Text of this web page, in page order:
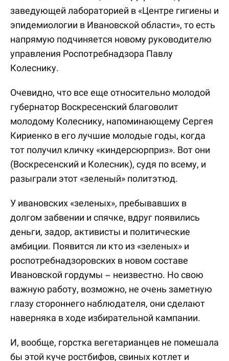
заведующей лабораторией в «Центре гигиены и
эпидемиологии в Ивановской области», то есть
напрямую подчиняется новому руководителю
управления Роспотребнадзора Павлу
Колеснику.
Очевидно, что все еще относительно молодой
губернатор Воскресенский благоволит
молодому Колеснику, напоминающему Сергея
Кириенко в его лучшие молодые годы, когда
тот получил кличку «киндерсюрприз». Вот они
(Воскресенский и Колесник), судя по всему, и
разыграли этот «зеленый» политэтюд.
У ивановских «зеленых», пребывавших в
долгом забвении и спячке, вдруг появились
деньги, задор, активисты и политические
амбиции. Появится ли кто из «зеленых» и
роспотребнадзоровских в новом составе
Ивановской гордумы – неизвестно. Но свою
важную работу, возможно, не очень заметную
глазу стороннего наблюдателя, они сделают
наверняка в ходе избирательной кампании.
И, вообще, горстка вегетарианцев не помешала
бы этой куче ростбифов, свиных котлет и